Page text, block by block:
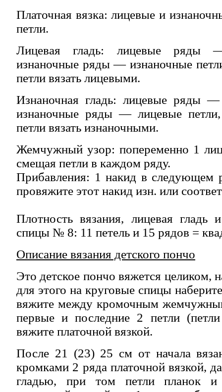
Платочная вязка: лицевые и
петли.
Лицевая гладь: лицевые ряды
изнаночные ряды — изнаночные
петли вязать лицевыми.
Изнаночная гладь: лицевые ряды —
изнаночные ряды — лицевые
петли вязать изнаночными.
Жемчужный узор: попеременно 1
смещая петли в каждом ряду.
Прибавления: 1 накид в следующем
провяжите этот накид изн. или
Плотность вязания, лицевая
спицы № 8: 11 петель и 15 рядов =
Описание вязания детского пончо
Это детское пончо вяжется целиком,
для этого на круговые спицы
вяжите между кромочным
первые и последние 2 петли
вяжите платочной вязкой.
После 21 (23) 25 см от начала
кромками 2 ряда платочной вязкой,
гладью, при том петли планок и